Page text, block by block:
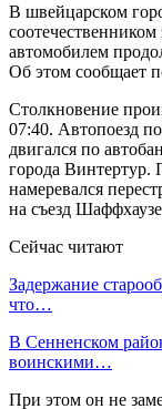
В швейцарском
автомобилем
Об этом сообщает
Столкновение
07:40. Автопоезд
двигался по
города Винтертур.
намеревался
на съезд
Сейчас читают
Задержание
что…
В Сенненском
воинскими…
При этом он не